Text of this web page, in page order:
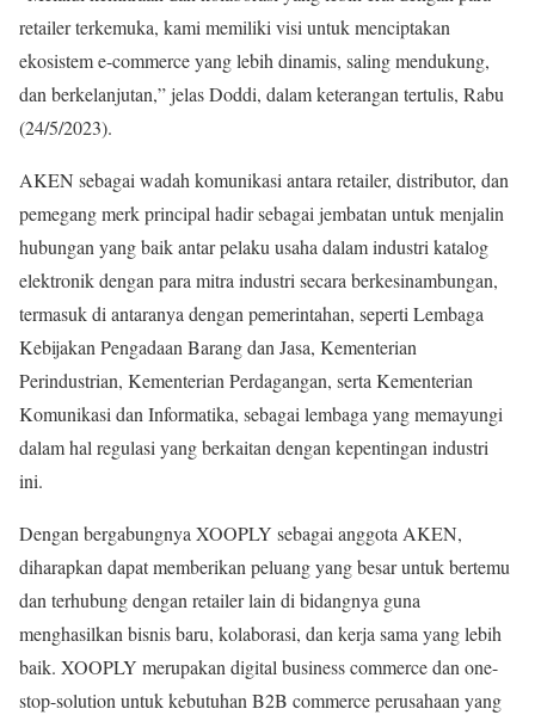
retailer terkemuka, kami memiliki visi untuk menciptakan
ekosistem e-commerce yang lebih dinamis, saling mendukung,
dan berkelanjutan,” jelas Doddi, dalam keterangan tertulis, Rabu
(24/5/2023).
AKEN sebagai wadah komunikasi antara retailer, distributor, dan
pemegang merk principal hadir sebagai jembatan untuk menjalin
hubungan yang baik antar pelaku usaha dalam industri katalog
elektronik dengan para mitra industri secara berkesinambungan,
termasuk di antaranya dengan pemerintahan, seperti Lembaga
Kebijakan Pengadaan Barang dan Jasa, Kementerian
Perindustrian, Kementerian Perdagangan, serta Kementerian
Komunikasi dan Informatika, sebagai lembaga yang memayungi
dalam hal regulasi yang berkaitan dengan kepentingan industri
ini.
Dengan bergabungnya XOOPLY sebagai anggota AKEN,
diharapkan dapat memberikan peluang yang besar untuk bertemu
dan terhubung dengan retailer lain di bidangnya guna
menghasilkan bisnis baru, kolaborasi, dan kerja sama yang lebih
baik. XOOPLY merupakan digital business commerce dan one-
stop-solution untuk kebutuhan B2B commerce perusahaan yang